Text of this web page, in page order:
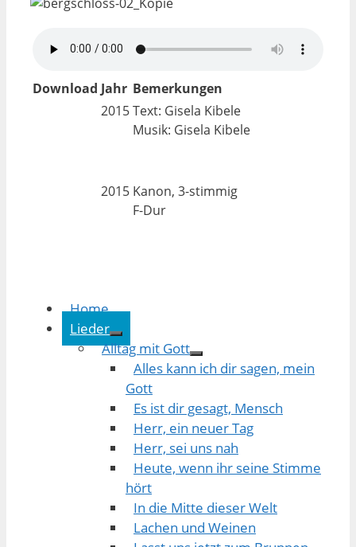
Download Jahr Bemerkungen
2015Text: Gisela Kibele
Musik: Gisela Kibele
2015 Kanon, 3-stimmig
F-Dur
Home
Lieder
Alltag mit Gott
Alles kann ich dir sagen, mein
Gott
Es ist dir gesagt, Mensch
Herr, ein neuer Tag
Herr, sei uns nah
Heute, wenn ihr seine Stimme
hört
In die Mitte dieser Welt
Lachen und Weinen